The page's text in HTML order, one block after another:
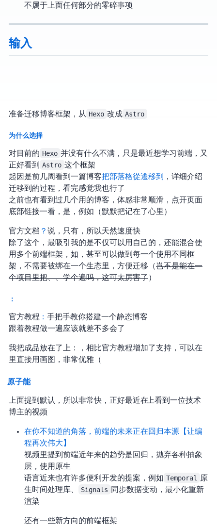
不属于上面任何部分的零碎事项
输入
准备迁移博客框架，从 Hexo 改成 Astro
为什么选择 Astro
对目前的 Hexo 并没有什么不满，只是最近想学习前端，又
正好看到 Astro 这个框架
起因是前几周看到一篇博客maple3142 - 把部落格從 Hexo 遷移到 Astro
，详细介绍
迁移到 Astro 的过程， 看完感觉我也行了
之前也有看到过几个用 Astro 的博客，体感非常顺滑，点开页面
底部链接一看，是 Astro，例如 （默默把 Astro 记在了心里）
官方文档 Astro Docs - Why Astro？ 说 zero JavaScript by default，只有 HTML + CSS，所以天然速度快
除了这个，最吸引我的是 Astro 不仅可以用自己的 component，还能混合使
用多个前端框架，如 React, Preact, Svelte, Vue，甚至可以做到每一个 component 使用不同框
架，不需要被绑在一个生态里，方便迁移（岂不是能在一
个项目里把 React、Vue、Svelte 学个遍吗，这可太厉害了）
Start with official tutorial： Build a blog
Astro 官方教程 Tutorial： Build a blog 手把手教你搭建一个静态博客
跟着教程做一遍应该就差不多会了
我把成品放在了 GitHub 上： ，相比官方教程增加了支持，可以在 Markdown
里直接用 code block 画图，非常优雅（
YouTube 原子能
上面提到 Astro 默认 zero JavaScript，所以非常快，正好最近在 YouTube 上看到一位技术
博主的视频
在你不知道的角落，前端的未来正在回归本源【让编
程再次伟大#27】
视频里提到前端近年来的趋势是回归 HTML CSS JS，抛弃各种抽象
层，使用原生 WebAPI
JavaScript 语言近来也有许多便利开发的提案，例如 Temporal
原
生时间处理库、
Signals
同步数据变动，最小化重新
渲染
还有一些新方向的前端框架